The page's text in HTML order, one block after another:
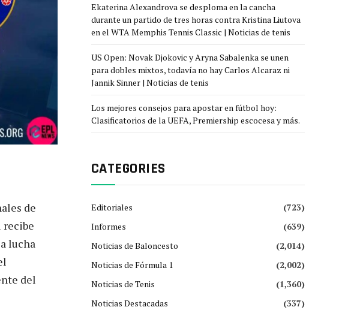
de
recibe
lucha
del
Ekaterina Alexandrova se desploma en la cancha
durante un partido de tres horas contra Kristina Liutova
en el WTA Memphis Tennis Classic | Noticias de tenis
US Open: Novak Djokovic y Aryna Sabalenka se unen
para dobles mixtos, todavía no hay Carlos Alcaraz ni
Jannik Sinner | Noticias de tenis
Los mejores consejos para apostar en fútbol hoy:
Clasificatorios de la UEFA, Premiership escocesa y más.
CATEGORIES
Editoriales
(723)
Informes
(639)
Noticias de Baloncesto
(2,014)
Noticias de Fórmula 1
(2,002)
Noticias de Tenis
(1,360)
Noticias Destacadas
(337)